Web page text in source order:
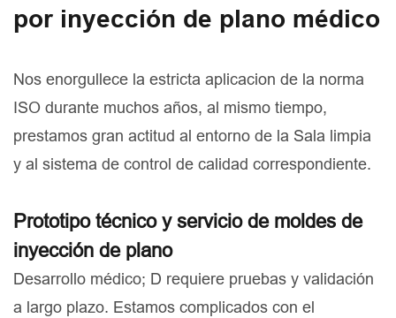
por inyección de plano médico
Nos enorgullece la estricta aplicacion de la norma
ISO durante muchos años, al mismo tiempo,
prestamos gran actitud al entorno de la Sala limpia
y al sistema de control de calidad correspondiente.
Prototipo técnico y servicio de moldes de
inyección de plano
Desarrollo médico; D requiere pruebas y validación
a largo plazo. Estamos complicados con el